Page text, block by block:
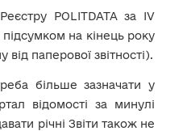
POLITDATA за IV
на кінець року
від паперової звітності).
більше зазначати у
відомості за минулі
річні Звіти також не